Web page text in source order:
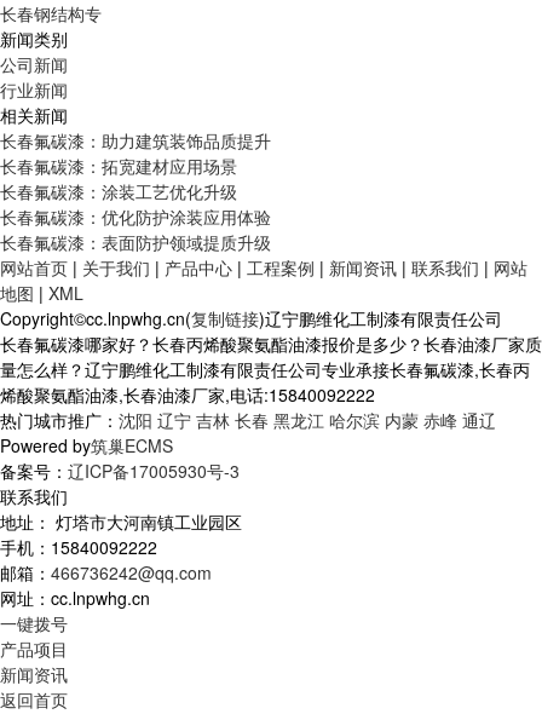
长春钢结构专
新闻类别
公司新闻
行业新闻
相关新闻
长春氟碳漆：助力建筑装饰品质提升
长春氟碳漆：拓宽建材应用场景
长春氟碳漆：涂装工艺优化升级
长春氟碳漆：优化防护涂装应用体验
长春氟碳漆：表面防护领域提质升级
网站首页 | 关于我们 | 产品中心 | 工程案例 | 新闻资讯 | 联系我们 | 网站
地图 | XML
Copyright©cc.lnpwhg.cn(复制链接)辽宁鹏维化工制漆有限责任公司
长春氟碳漆哪家好？长春丙烯酸聚氨酯油漆报价是多少？长春油漆厂家质
量怎么样？辽宁鹏维化工制漆有限责任公司专业承接长春氟碳漆,长春丙
烯酸聚氨酯油漆,长春油漆厂家,电话:15840092222
热门城市推广： 沈阳 辽宁 吉林 长春 黑龙江 哈尔滨 内蒙 赤峰 通辽
Powered by筑巢ECMS
备案号： 辽ICP备17005930号-3
联系我们
地址： 灯塔市大河南镇工业园区
手机：15840092222
邮箱： 466736242@qq.com
网址：cc.lnpwhg.cn
一键拨号
产品项目
新闻资讯
返回首页